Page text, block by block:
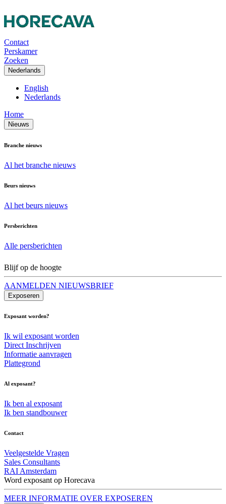
Contact
Perskamer
Zoeken
Nederlands
English
Nederlands
Home
Nieuws
Branche nieuws
Al het branche nieuws
Beurs nieuws
Al het beurs nieuws
Persberichten
Alle persberichten
Blijf op de hoogte
AANMELDEN NIEUWSBRIEF
Exposeren
Exposant worden?
Ik wil exposant worden
Direct Inschrijven
Informatie aanvragen
Plattegrond
Al exposant?
Ik ben al exposant
Ik ben standbouwer
Contact
Veelgestelde Vragen
Sales Consultants
RAI Amsterdam
Word exposant op Horecava
MEER INFORMATIE OVER EXPOSEREN